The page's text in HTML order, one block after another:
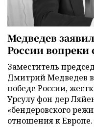
Медведев
России
Заместитель
Дмитрий Медведев
победе России,
Урсулу фон дер
«бендеровского
отношения к Европе.